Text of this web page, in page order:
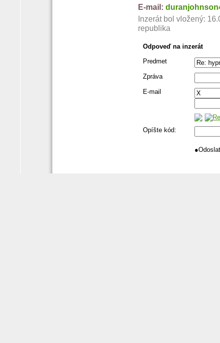
E-mail:
Inzerát bol vložený:
republika
Odpoveď na inzerát
Predmet
Zpráva
E-mail
Opíšte kód:
●